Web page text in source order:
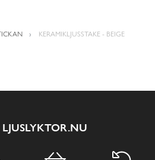
KERAMIKLJUSSTAKE - BEIGE